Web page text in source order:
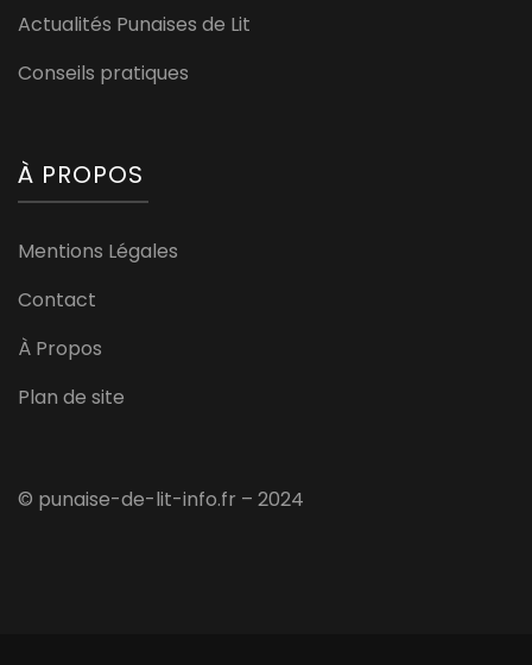
Actualités Punaises de Lit
Conseils pratiques
À PROPOS
Mentions Légales
Contact
À Propos
Plan de site
© punaise-de-lit-info.fr – 2024